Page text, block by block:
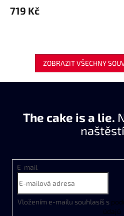
719 Kč
ZOBRAZIT VŠECHNY
The cake is a lie.
E-mail
Vložením e-mailu souhlasíš s
údajů